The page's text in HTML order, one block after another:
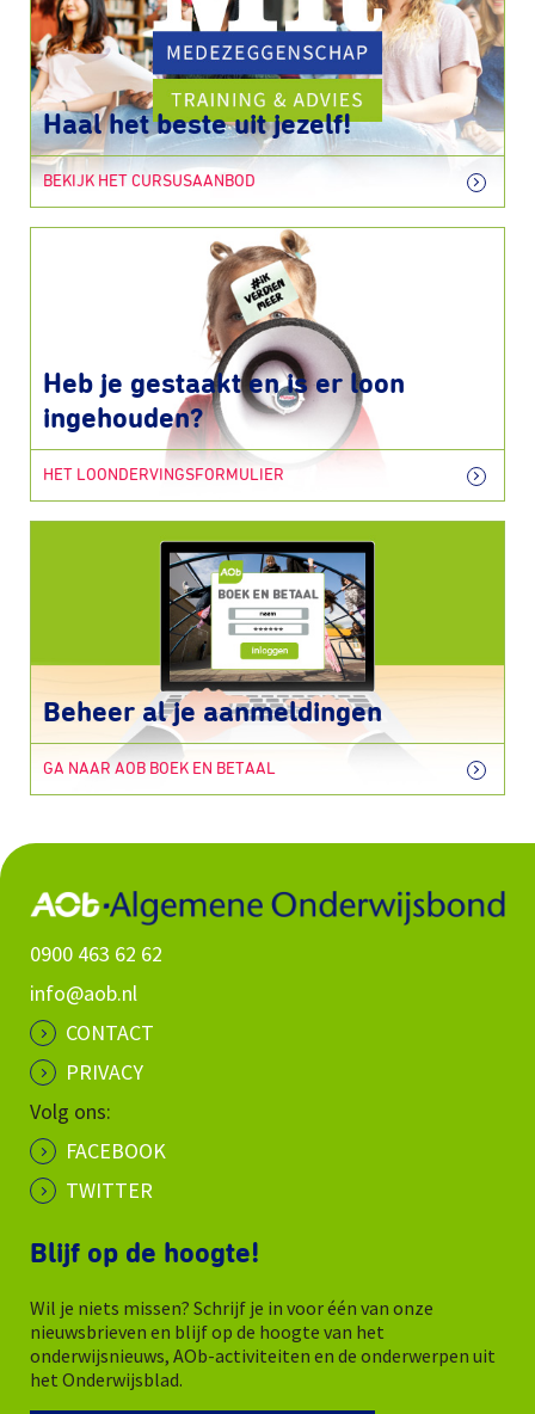
Haal het beste uit jezelf!
BEKIJK HET CURSUSAANBOD
Heb je gestaakt en is er loon
ingehouden?
HET LOONDERVINGSFORMULIER
Beheer al je aanmeldingen
GA NAAR AOB BOEK EN BETAAL
0900 463 62 62
info@aob.nl
CONTACT
PRIVACY
Volg ons:
FACEBOOK
TWITTER
Blijf op de hoogte!
Wil je niets missen? Schrijf je in voor één van onze
nieuwsbrieven en blijf op de hoogte van het
onderwijsnieuws, AOb-activiteiten en de onderwerpen uit
het Onderwijsblad.